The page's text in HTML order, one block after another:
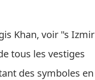
Khan, voir "s Izmir
tous les vestiges
des symboles en